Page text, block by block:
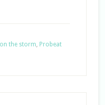
the storm, Probeat